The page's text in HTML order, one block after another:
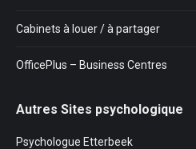
Cabinets à louer / à partager
OfficePlus – Business Centres
Autres Sites psychologique
Psychologue Etterbeek